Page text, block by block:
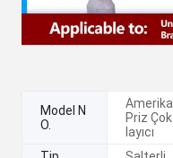
Model N
O.
Amerika
Priz Çok
layıcı